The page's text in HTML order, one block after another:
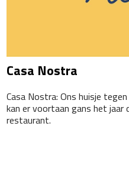
Casa Nostra
Casa Nostra: Ons huisje
kan er voortaan gans het jaar
restaurant.